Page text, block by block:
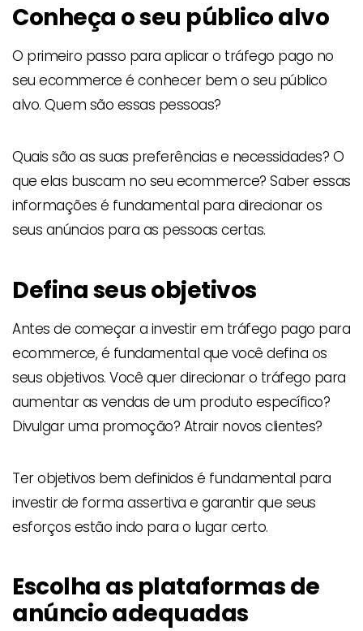
Conheça o seu público alvo
O primeiro passo para aplicar o tráfego pago no
seu ecommerce é conhecer bem o seu público
alvo. Quem são essas pessoas?
Quais são as suas preferências e necessidades? O
que elas buscam no seu ecommerce? Saber essas
informações é fundamental para direcionar os
seus anúncios para as pessoas certas.
Defina seus objetivos
Antes de começar a investir em tráfego pago para
ecommerce, é fundamental que você defina os
seus objetivos. Você quer direcionar o tráfego para
aumentar as vendas de um produto específico?
Divulgar uma promoção? Atrair novos clientes?
Ter objetivos bem definidos é fundamental para
investir de forma assertiva e garantir que seus
esforços estão indo para o lugar certo.
Escolha as plataformas de
anúncio adequadas